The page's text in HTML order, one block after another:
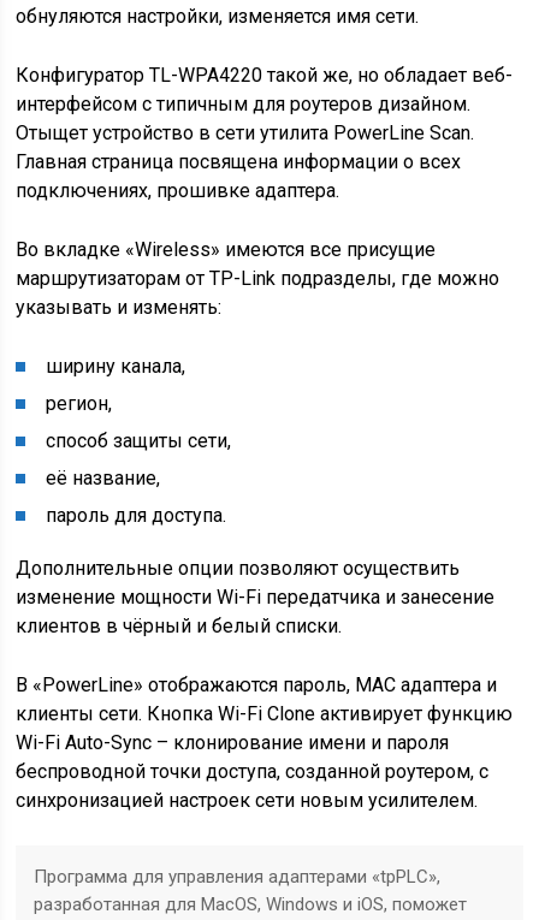
обнуляются настройки, изменяется имя сети.
Конфигуратор TL-WPA4220 такой же, но обладает веб-
интерфейсом с типичным для роутеров дизайном.
Отыщет устройство в сети утилита PowerLine Scan.
Главная страница посвящена информации о всех
подключениях, прошивке адаптера.
Во вкладке «Wireless» имеются все присущие
маршрутизаторам от TP-Link подразделы, где можно
указывать и изменять:
ширину канала,
регион,
способ защиты сети,
её название,
пароль для доступа.
Дополнительные опции позволяют осуществить
изменение мощности Wi-Fi передатчика и занесение
клиентов в чёрный и белый списки.
В «PowerLine» отображаются пароль, MAC адаптера и
клиенты сети. Кнопка Wi-Fi Clone активирует функцию
Wi-Fi Auto-Sync – клонирование имени и пароля
беспроводной точки доступа, созданной роутером, с
синхронизацией настроек сети новым усилителем.
Программа для управления адаптерами «tpPLC»,
разработанная для MacOS, Windows и iOS, поможет